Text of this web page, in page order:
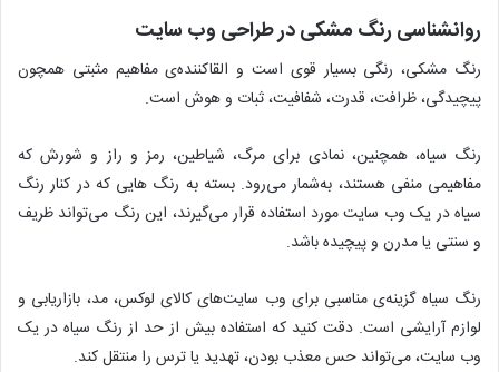
روانشناسی رنگ مشکی در طراحی وب سایت
رنگ مشکی، رنگی بسیار قوی است و القاکننده‌ی مفاهیم مثبتی همچون
پیچیدگی، ظرافت، قدرت، شفافیت، ثبات و هوش است.
رنگ سیاه، همچنین، نمادی برای مرگ، شیاطین، رمز و راز و شورش که
مفاهیمی منفی هستند، به‌شمار می‌رود. بسته به رنگ هایی که در کنار رنگ
سیاه در یک وب سایت مورد استفاده قرار می‌گیرند، این رنگ می‌تواند ظریف
و سنتی یا مدرن و پیچیده باشد.
رنگ سیاه گزینه‌ی مناسبی برای وب سایت‌های کالای لوکس، مد، بازاریابی و
لوازم آرایشی است. دقت کنید که استفاده بیش از حد از رنگ سیاه در یک
وب سایت، می‌تواند حس معذب بودن، تهدید یا ترس را منتقل کند.